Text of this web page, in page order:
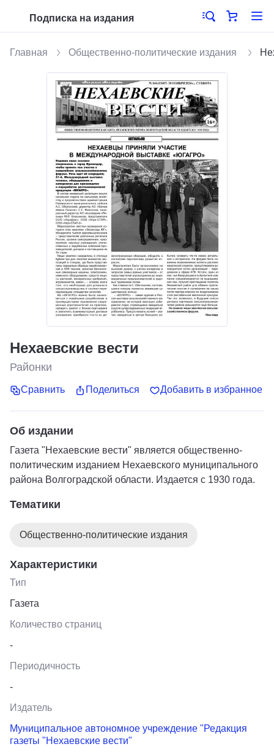
Подписка на издания
Главная Общественно-политические издания
Нехаевские вести
Районки
Сравнить Поделиться Добавить в избранное
Об издании
Газета "Нехаевские вести" является общественно-
политическим изданием Нехаевского муниципального
района Волгоградской области. Издается с 1930 года.
Тематики
Общественно-политические издания
Характеристики
Тип
Газета
Количество страниц
-
Периодичность
-
Издатель
Муниципальное автономное учреждение "Редакция
газеты "Нехаевские вести"